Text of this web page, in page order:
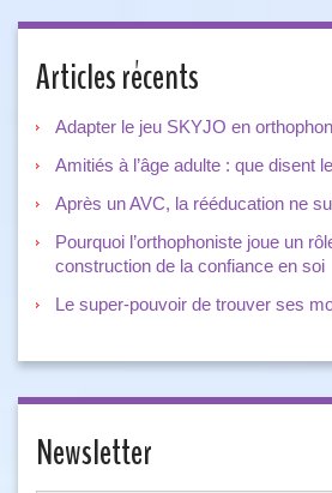
Articles récents
Adapter le jeu SKYJO en
Amitiés à l’âge adulte : que disent
Après un AVC, la rééducation ne
Pourquoi l’orthophoniste joue un
construction de la confiance en soi
Le super-pouvoir de trouver ses
Newsletter